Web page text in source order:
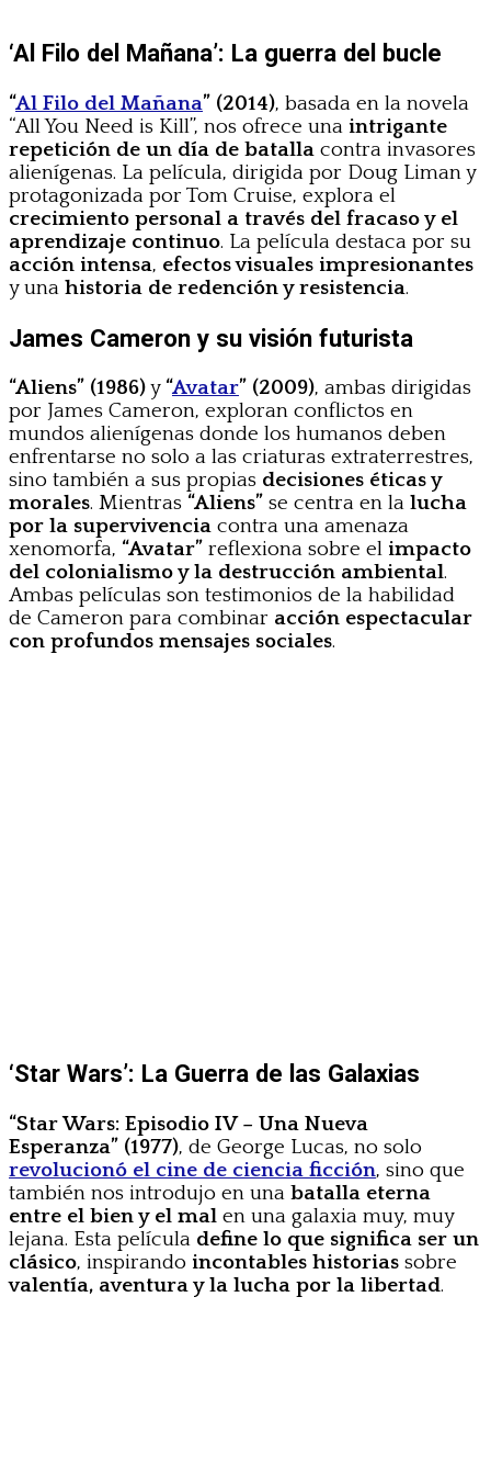
‘Al Filo del Mañana’: La guerra del bucle
“Al Filo del Mañana” (2014), basada en la novela
“All You Need is Kill”, nos ofrece una intrigante
repetición de un día de batalla contra invasores
alienígenas. La película, dirigida por Doug Liman y
protagonizada por Tom Cruise, explora el
crecimiento personal a través del fracaso y el
aprendizaje continuo. La película destaca por su
acción intensa, efectos visuales impresionantes
y una historia de redención y resistencia.
James Cameron y su visión futurista
“Aliens” (1986)y “Avatar” (2009), ambas dirigidas
por James Cameron, exploran conflictos en
mundos alienígenas donde los humanos deben
enfrentarse no solo a las criaturas extraterrestres,
sino también a sus propias decisiones éticas y
morales. Mientras “Aliens” se centra en la lucha
por la supervivencia contra una amenaza
xenomorfa, “Avatar” reflexiona sobre el impacto
del colonialismo y la destrucción ambiental.
Ambas películas son testimonios de la habilidad
de Cameron para combinar acción espectacular
con profundos mensajes sociales.
‘Star Wars’: La Guerra de las Galaxias
“Star Wars: Episodio IV – Una Nueva
Esperanza” (1977), de George Lucas, no solo
revolucionó el cine de ciencia ficción, sino que
también nos introdujo en una batalla eterna
entre el bien y el mal en una galaxia muy, muy
lejana. Esta película define lo que significa ser un
clásico, inspirando incontables historias sobre
valentía, aventura y la lucha por la libertad.